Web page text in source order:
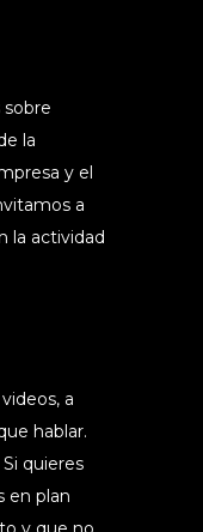
sobre
la
y el
a
la actividad
a
hablar.
Si quieres
en plan